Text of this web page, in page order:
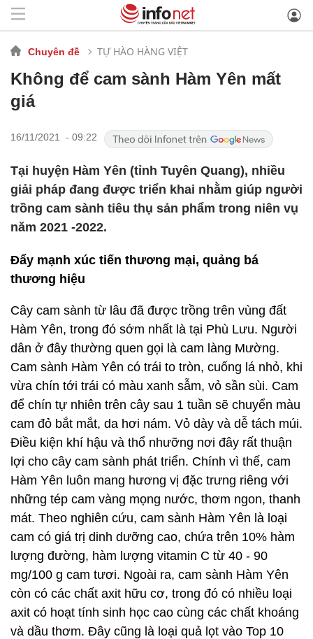
Chuyên đề TỰ HÀO HÀNG VIỆT
Không để cam sành Hàm Yên mất
giá
16/11/2021 - 09:22
Tại huyện Hàm Yên (tỉnh Tuyên Quang), nhiều
giải pháp đang được triển khai nhằm giúp người
trồng cam sành tiêu thụ sản phẩm trong niên vụ
năm 2021 -2022.
Đẩy mạnh xúc tiến thương mại, quảng bá
thương hiệu
Cây cam sành từ lâu đã được trồng trên vùng đất
Hàm Yên, trong đó sớm nhất là tại Phù Lưu. Người
dân ở đây thường quen gọi là cam làng Mường.
Cam sành Hàm Yên có trái to tròn, cuống lá nhỏ, khi
vừa chín tới trái có màu xanh sẫm, vỏ sần sùi. Cam
để chín tự nhiên trên cây sau 1 tuần sẽ chuyển màu
cam đỏ bắt mắt, da hơi nám. Vỏ dày và dễ tách múi.
Điều kiện khí hậu và thổ nhưỡng nơi đây rất thuận
lợi cho cây cam sành phát triển. Chính vì thế, cam
Hàm Yên luôn mang hương vị đặc trưng riêng với
những tép cam vàng mọng nước, thơm ngon, thanh
mát. Theo nghiên cứu, cam sành Hàm Yên là loại
cam có giá trị dinh dưỡng cao, chứa trên 10% hàm
lượng đường, hàm lượng vitamin C từ 40 - 90
mg/100 g cam tươi. Ngoài ra, cam sành Hàm Yên
còn có các chất axit hữu cơ, trong đó có nhiều loại
axit có hoạt tính sinh học cao cùng các chất khoáng
và dầu thơm. Đây cũng là loại quả lọt vào Top 10